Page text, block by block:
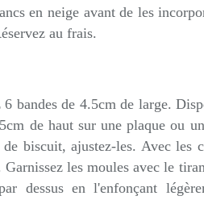
en neige avant de les
au frais.
bandes de 4.5cm de large.
de haut sur une plaque ou
biscuit, ajustez-les. Avec les
les moules avec le
dessus en l'enfonçant